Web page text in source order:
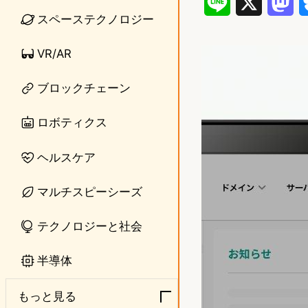
スペーステクノロジー
VR/AR
ブロックチェーン
ロボティクス
ヘルスケア
マルチスピーシーズ
テクノロジーと社会
半導体
もっと見る
n